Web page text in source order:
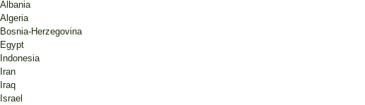
Albania
Algeria
Bosnia-Herzegovina
Egypt
Indonesia
Iran
Iraq
Israel